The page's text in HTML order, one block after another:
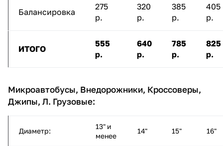
Балансировка
275
р.
320
р.
385
р.
405
р.
ИТОГО
555
р.
640
р.
785
р.
825
р.
Микроавтобусы, Внедорожники, Кроссоверы,
Джипы, Л. Грузовые:
Диаметр:
13" и
менее
14" 15" 16"